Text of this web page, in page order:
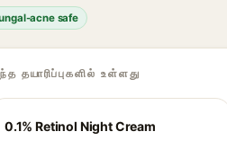
acne safe
தயாரிப்புகளில் உள்ளது
0.1% Retinol Night Cream